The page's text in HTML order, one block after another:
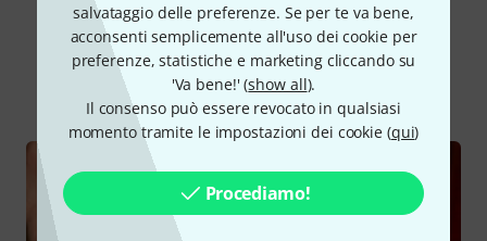
salvataggio delle preferenze. Se per te va bene,
acconsenti semplicemente all'uso dei cookie per
preferenze, statistiche e marketing cliccando su
'Va bene!' (show all).
Il consenso può essere revocato in qualsiasi
momento tramite le impostazioni dei cookie (qui)
Procediamo!
Lo sapevi?
Tutti Guide online